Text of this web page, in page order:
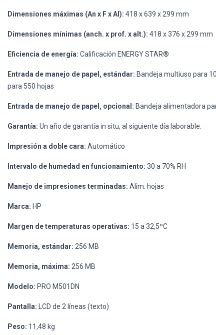
Dimensiones máximas (An x F x Al): 418 x 639 x 299 mm
Dimensiones mínimas (anch. x prof. x alt.): 418 x 376 x 299 mm
Eficiencia de energía: Calificación ENERGY STAR®
Entrada de manejo de papel, estándar: Bandeja multiuso para
para 550 hojas
Entrada de manejo de papel, opcional: Bandeja alimentadora
Garantía: Un año de garantía in situ, al siguiente día laborable.
Impresión a doble cara: Automático
Intervalo de humedad en funcionamiento: 30 a 70% RH
Manejo de impresiones terminadas: Alim. hojas
Marca: HP
Margen de temperaturas operativas: 15 a 32,5ºC
Memoria, estándar: 256 MB
Memoria, máxima: 256 MB
Modelo: PRO M501DN
Pantalla: LCD de 2 líneas (texto)
Peso: 11,48 kg